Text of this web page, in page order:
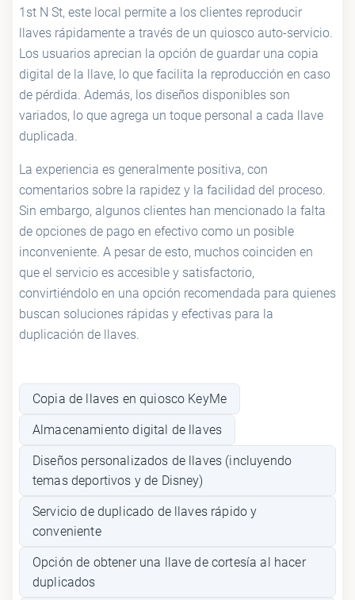
1st N St, este local permite a los clientes reproducir
llaves rápidamente a través de un quiosco auto-servicio.
Los usuarios aprecian la opción de guardar una copia
digital de la llave, lo que facilita la reproducción en caso
de pérdida. Además, los diseños disponibles son
variados, lo que agrega un toque personal a cada llave
duplicada.
La experiencia es generalmente positiva, con
comentarios sobre la rapidez y la facilidad del proceso.
Sin embargo, algunos clientes han mencionado la falta
de opciones de pago en efectivo como un posible
inconveniente. A pesar de esto, muchos coinciden en
que el servicio es accesible y satisfactorio,
convirtiéndolo en una opción recomendada para quienes
buscan soluciones rápidas y efectivas para la
duplicación de llaves.
Copia de llaves en quiosco KeyMe
Almacenamiento digital de llaves
Diseños personalizados de llaves (incluyendo
temas deportivos y de Disney)
Servicio de duplicado de llaves rápido y
conveniente
Opción de obtener una llave de cortesía al hacer
duplicados